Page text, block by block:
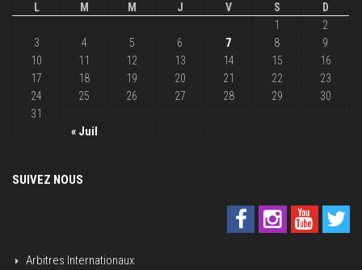
L
M M J V S D
« Juil
1
2
3
4 5 6 7 8
9
10
11 12 13 14 15
16
17
18 19 20 21 22
23
24
25 26 27 28 29
30
31
SUIVEZ NOUS
Arbitres Internationaux